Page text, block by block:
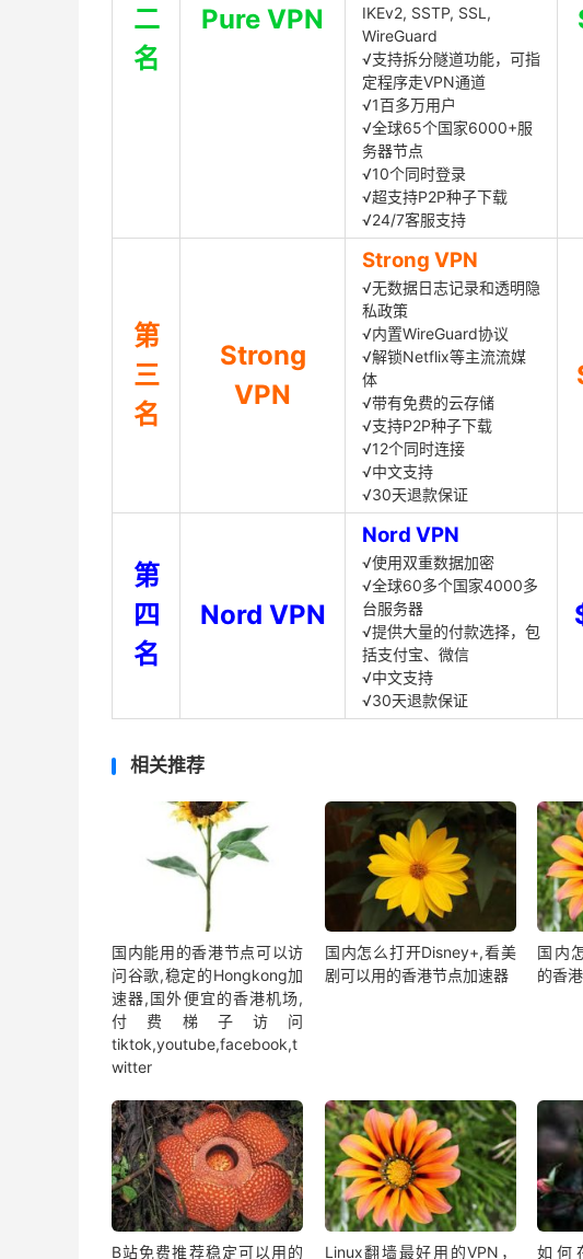
二
名
Pure VPN
IKEv2, SSTP, SSL,
WireGuard
√支持拆分隧道功能，可指
定程序走VPN通道
√1百多万用户
√全球65个国家6000+服
务器节点
√10个同时登录
√超支持P2P种子下载
√24/7客服支持
第
三
名
Strong
VPN
Strong VPN
√无数据日志记录和透明隐
私政策
√内置WireGuard协议
√解锁Netflix等主流流媒
体
√带有免费的云存储
√支持P2P种子下载
√12个同时连接
√中文支持
√30天退款保证
第
四
名
Nord VPN
Nord VPN
√使用双重数据加密
√全球60多个国家4000多
台服务器
√提供大量的付款选择，包
括支付宝、微信
√中文支持
√30天退款保证
相关推荐
国内能用的香港节点可以访
问谷歌,稳定的Hongkong加
速器,国外便宜的香港机场,
付费梯子访问
tiktok,youtube,facebook,t
witter
国内怎么打开Disney+,看美
剧可以用的香港节点加速器
国内
的香
B站免费推荐稳定可以用的 Linux翻墙最好用的VPN， 如何